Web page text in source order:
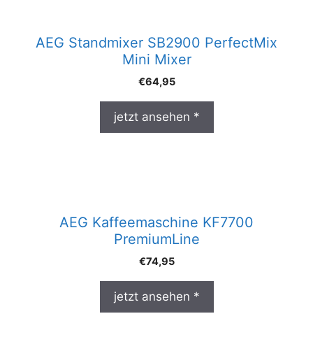
AEG Standmixer SB2900 PerfectMix
Mini Mixer
€64,95
jetzt ansehen *
AEG Kaffeemaschine KF7700
PremiumLine
€74,95
jetzt ansehen *